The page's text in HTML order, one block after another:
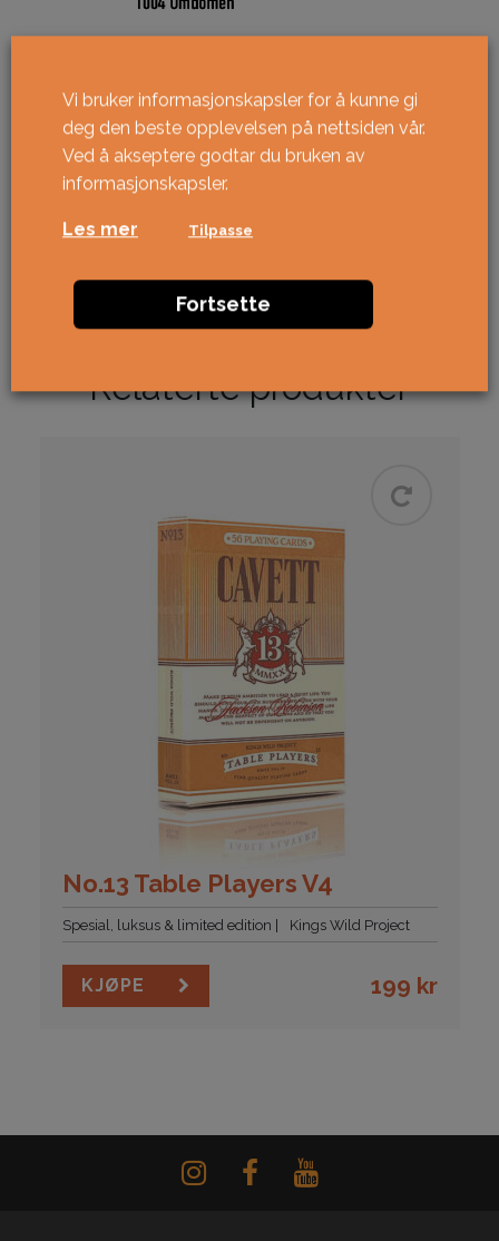
Relaterte produkter
No.13 Table Players V4
Spesial, luksus & limited edition Kings Wild Project
KJØPE 199 kr
Vi bruker informasjonskapsler for å kunne gi
deg den beste opplevelsen på nettsiden vår.
Ved å akseptere godtar du bruken av
informasjonskapsler.
Les mer Tilpasse
Fortsette